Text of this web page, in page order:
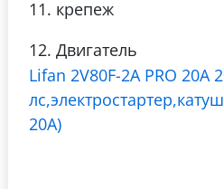
11. крепеж
12. Двигатель
Lifan 2V80F-2A PRO 20А
20A)